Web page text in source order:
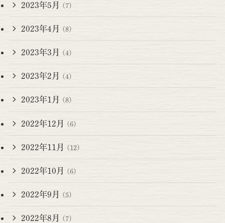
2023年5月 (7)
2023年4月 (8)
2023年3月 (4)
2023年2月 (4)
2023年1月 (8)
2022年12月 (6)
2022年11月 (12)
2022年10月 (6)
2022年9月 (5)
2022年8月 (7)